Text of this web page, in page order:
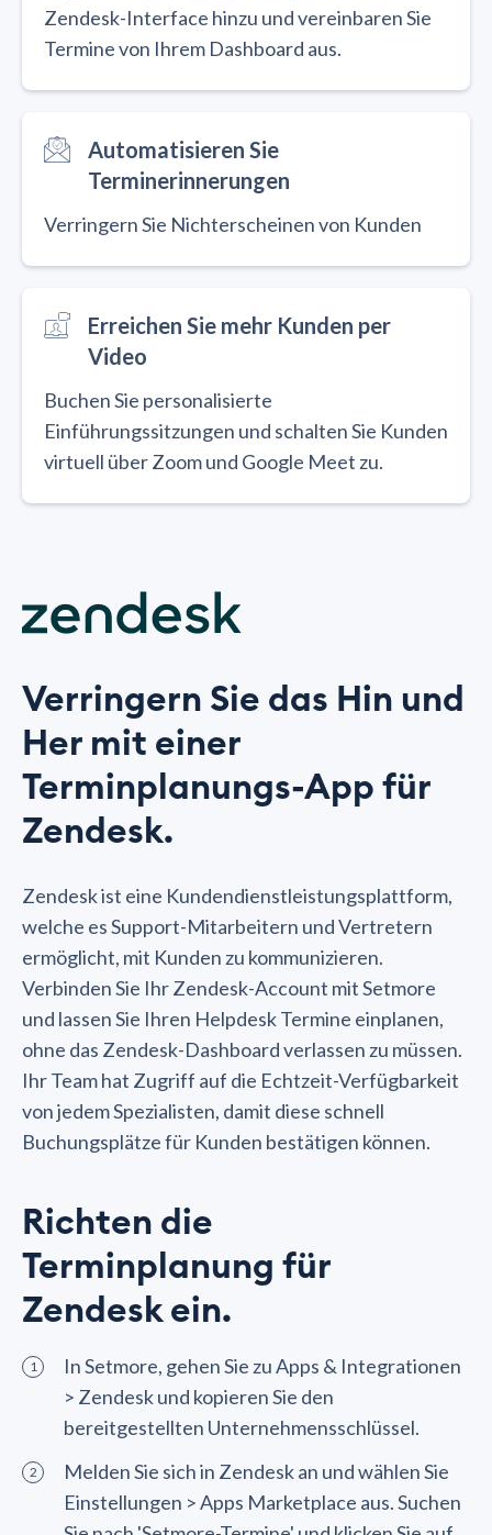
Zendesk-Interface hinzu und vereinbaren Sie
Termine von Ihrem Dashboard aus.
Automatisieren Sie
Terminerinnerungen
Verringern Sie Nichterscheinen von Kunden
Erreichen Sie mehr Kunden per
Video
Buchen Sie personalisierte
Einführungssitzungen und schalten Sie Kunden
virtuell über Zoom und Google Meet zu.
Verringern Sie das Hin und
Her mit einer
Terminplanungs-App für
Zendesk.
Zendesk ist eine Kundendienstleistungsplattform,
welche es Support-Mitarbeitern und Vertretern
ermöglicht, mit Kunden zu kommunizieren.
Verbinden Sie Ihr Zendesk-Account mit Setmore
und lassen Sie Ihren Helpdesk Termine einplanen,
ohne das Zendesk-Dashboard verlassen zu müssen.
Ihr Team hat Zugriff auf die Echtzeit-Verfügbarkeit
von jedem Spezialisten, damit diese schnell
Buchungsplätze für Kunden bestätigen können.
Richten die
Terminplanung für
Zendesk ein.
In Setmore, gehen Sie zu Apps & Integrationen
> Zendesk und kopieren Sie den
bereitgestellten Unternehmensschlüssel.
Melden Sie sich in Zendesk an und wählen Sie
Einstellungen > Apps Marketplace aus. Suchen